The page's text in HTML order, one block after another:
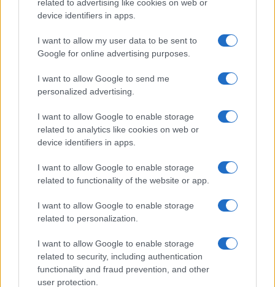
related to advertising like cookies on web or
device identifiers in apps.
I want to allow my user data to be sent to
Google for online advertising purposes.
I want to allow Google to send me
personalized advertising.
I want to allow Google to enable storage
related to analytics like cookies on web or
device identifiers in apps.
I want to allow Google to enable storage
related to functionality of the website or app.
I want to allow Google to enable storage
related to personalization.
I want to allow Google to enable storage
related to security, including authentication
functionality and fraud prevention, and other
user protection.
o
k
p
p
NOTIZIE RECENTI
Le previsioni meteo per il weekend a Olbia e in
Gallura
Michelle Hunziker in Gallura, bella anche dal
vivo: un amico vip svela come fa
Calangianus, dopo le polemiche il centro
accoglienza minori chiude
Olbia, divieto di sosta contro spaccio e degrado:
Pausa caffè impeccabile: come scegliere la
soluzione ideale per la casa e l’ufficio